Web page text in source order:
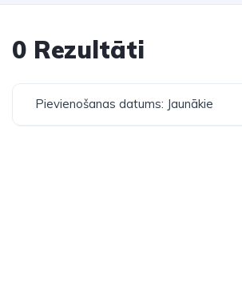
0 Rezultāti
Pievienošanas datums: Jaunākie